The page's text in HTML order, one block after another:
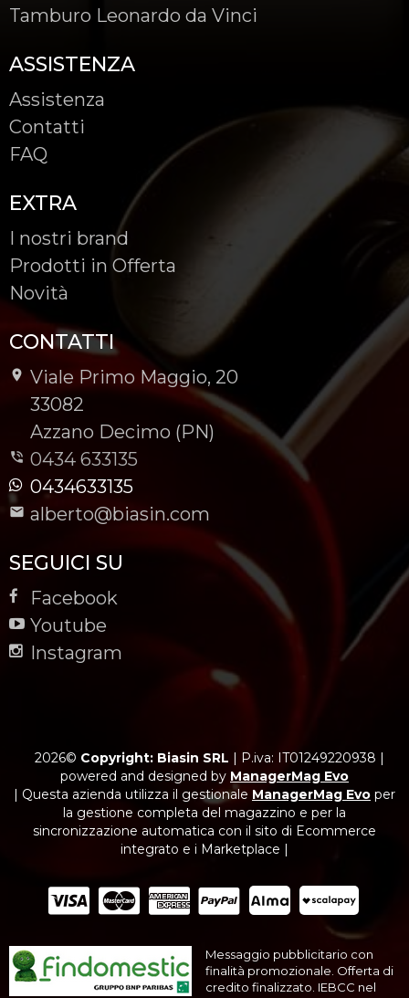
Tamburo Leonardo da Vinci
ASSISTENZA
Assistenza
Contatti
FAQ
EXTRA
I nostri brand
Prodotti in Offerta
Novità
CONTATTI
Viale Primo Maggio, 20
-
33082
-
Azzano Decimo (PN)
0434 633135
0434633135
alberto@biasin.com
SEGUICI SU
Facebook
Youtube
Instagram
2026© Copyright: Biasin SRL | P.iva: IT01249220938 |
powered and designed by ManagerMag Evo
| Questa azienda utilizza il gestionale ManagerMag Evo per
la gestione completa del magazzino e per la
sincronizzazione automatica con il sito di Ecommerce
integrato e i Marketplace |
Messaggio pubblicitario con
finalità promozionale. Offerta di
credito finalizzato. IEBCC nel